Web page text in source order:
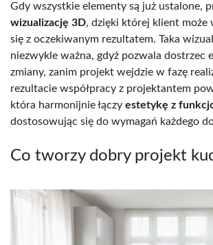
Gdy wszystkie elementy są już ustalone,
wizualizację 3D, dzięki której klient może
się z oczekiwanym rezultatem. Taka
niezwykle ważna, gdyż pozwala dostrzec
zmiany, zanim projekt wejdzie w fazę
rezultacie współpracy z projektantem
która harmonijnie łączy estetykę z
dostosowując się do wymagań każdego
Co tworzy dobry projekt